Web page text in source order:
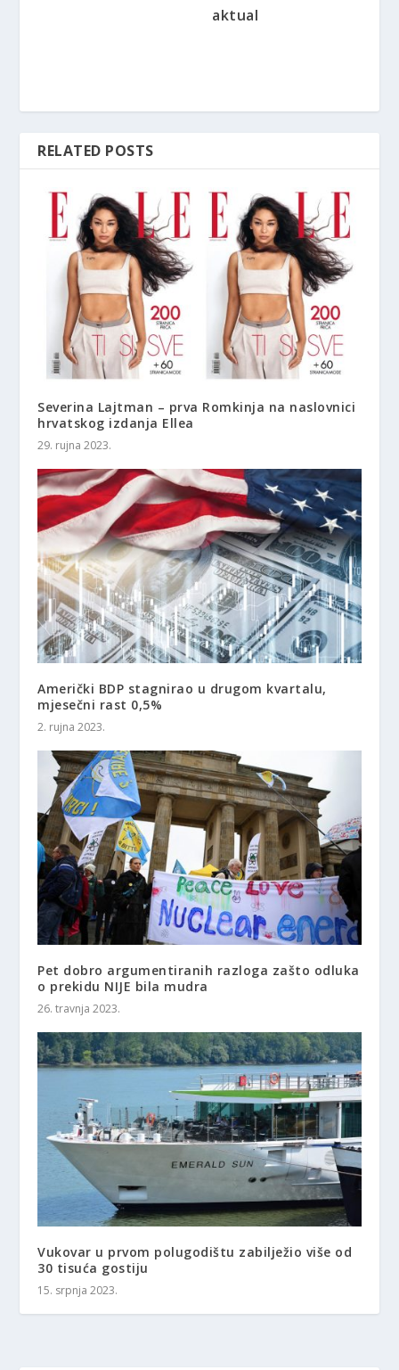
aktual
RELATED POSTS
Severina Lajtman – prva Romkinja na naslovnici
hrvatskog izdanja Ellea
29. rujna 2023.
Američki BDP stagnirao u drugom kvartalu,
mjesečni rast 0,5%
2. rujna 2023.
Pet dobro argumentiranih razloga zašto odluka
o prekidu NIJE bila mudra
26. travnja 2023.
Vukovar u prvom polugodištu zabilježio više od
30 tisuća gostiju
15. srpnja 2023.